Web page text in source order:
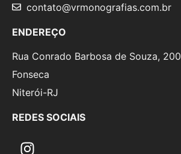
contato@vrmonografias.com.br
ENDEREÇO
Rua Conrado Barbosa de Souza, 200
Fonseca
Niterói-RJ
REDES SOCIAIS